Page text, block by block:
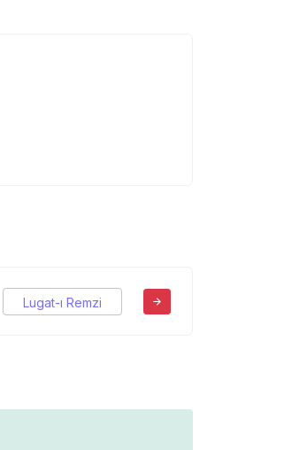
Lugat-ı Remzi